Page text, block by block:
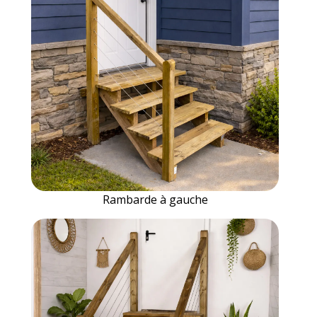
Rambarde à gauche